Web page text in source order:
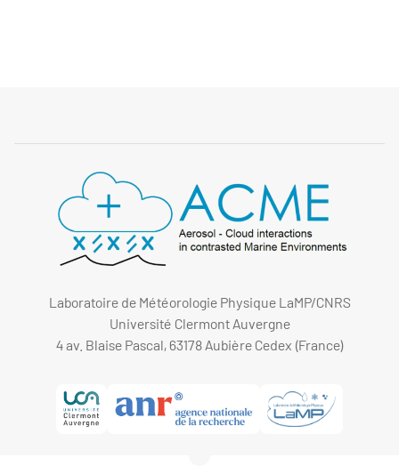
Laboratoire de Météorologie Physique LaMP/CNRS
Université Clermont Auvergne
4 av. Blaise Pascal, 63178 Aubière Cedex (France)